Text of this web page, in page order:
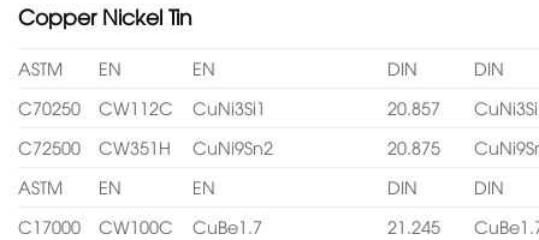
Copper Nickel Tin
ASTM EN EN DIN
DIN
C70250
CW112C CuNi3Si1 20.857
CuNi3Si
C72500
CW351H CuNi9Sn2 20.875
ASTM
EN EN DIN
DIN
C17000
CW100C CuBe1.7 21.245